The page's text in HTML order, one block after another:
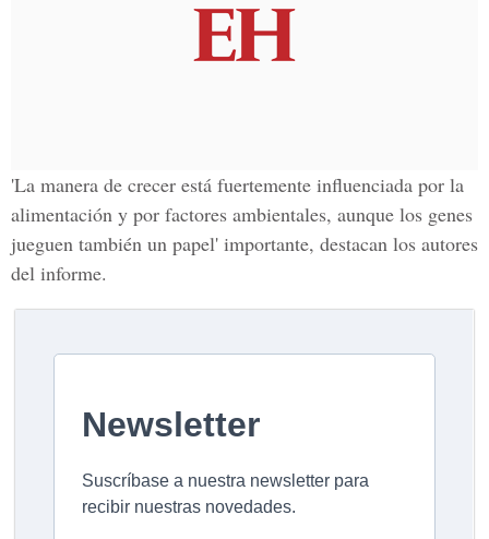
'La manera de crecer está fuertemente influenciada por la
alimentación y por factores ambientales, aunque los genes
jueguen también un papel' importante, destacan los autores
del informe.